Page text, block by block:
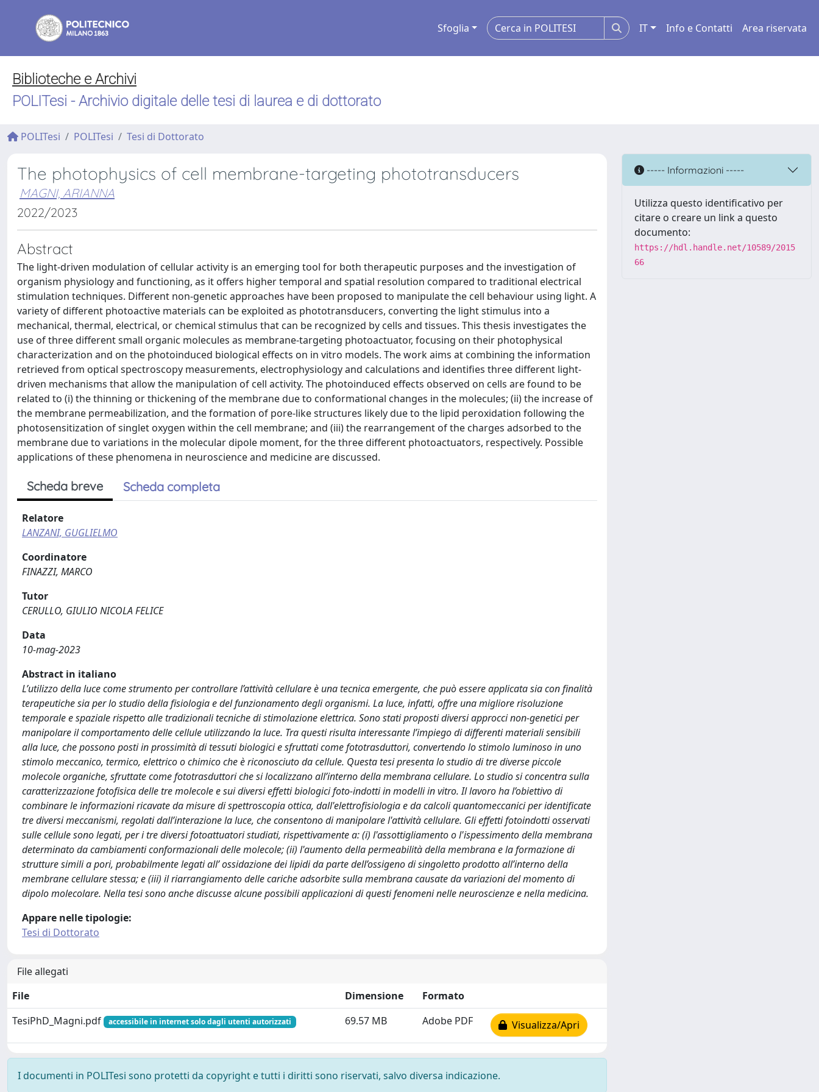
Sfoglia IT Info e Contatti Area riservata
Biblioteche e Archivi
POLITesi - Archivio digitale delle tesi di laurea e di dottorato
POLITesi POLITesi Tesi di Dottorato
The photophysics of cell membrane-targeting phototransducers
MAGNI, ARIANNA
2022/2023
Abstract
The light-driven modulation of cellular activity is an emerging tool for both therapeutic purposes and the investigation of
organism physiology and functioning, as it offers higher temporal and spatial resolution compared to traditional electrical
stimulation techniques. Different non-genetic approaches have been proposed to manipulate the cell behaviour using light. A
variety of different photoactive materials can be exploited as phototransducers, converting the light stimulus into a
mechanical, thermal, electrical, or chemical stimulus that can be recognized by cells and tissues. This thesis investigates the
use of three different small organic molecules as membrane-targeting photoactuator, focusing on their photophysical
characterization and on the photoinduced biological effects on in vitro models. The work aims at combining the information
retrieved from optical spectroscopy measurements, electrophysiology and calculations and identifies three different light-
driven mechanisms that allow the manipulation of cell activity. The photoinduced effects observed on cells are found to be
related to (i) the thinning or thickening of the membrane due to conformational changes in the molecules; (ii) the increase of
the membrane permeabilization, and the formation of pore-like structures likely due to the lipid peroxidation following the
photosensitization of singlet oxygen within the cell membrane; and (iii) the rearrangement of the charges adsorbed to the
membrane due to variations in the molecular dipole moment, for the three different photoactuators, respectively. Possible
applications of these phenomena in neuroscience and medicine are discussed.
Scheda breve Scheda completa
Relatore
LANZANI, GUGLIELMO
Coordinatore
FINAZZI, MARCO
Tutor
CERULLO, GIULIO NICOLA FELICE
Data
10-mag-2023
Abstract in italiano
L’utilizzo della luce come strumento per controllare l’attività cellulare è una tecnica emergente, che può essere applicata sia con finalità
terapeutiche sia per lo studio della fisiologia e del funzionamento degli organismi. La luce, infatti, offre una migliore risoluzione
temporale e spaziale rispetto alle tradizionali tecniche di stimolazione elettrica. Sono stati proposti diversi approcci non-genetici per
manipolare il comportamento delle cellule utilizzando la luce. Tra questi risulta interessante l’impiego di differenti materiali sensibili
alla luce, che possono posti in prossimità di tessuti biologici e sfruttati come fototrasduttori, convertendo lo stimolo luminoso in uno
stimolo meccanico, termico, elettrico o chimico che è riconosciuto da cellule. Questa tesi presenta lo studio di tre diverse piccole
molecole organiche, sfruttate come fototrasduttori che si localizzano all’interno della membrana cellulare. Lo studio si concentra sulla
caratterizzazione fotofisica delle tre molecole e sui diversi effetti biologici foto-indotti in modelli in vitro. Il lavoro ha l’obiettivo di
combinare le informazioni ricavate da misure di spettroscopia ottica, dall'elettrofisiologia e da calcoli quantomeccanici per identificate
tre diversi meccanismi, regolati dall’interazione la luce, che consentono di manipolare l'attività cellulare. Gli effetti fotoindotti osservati
sulle cellule sono legati, per i tre diversi fotoattuatori studiati, rispettivamente a: (i) l'assottigliamento o l'ispessimento della membrana
determinato da cambiamenti conformazionali delle molecole; (ii) l'aumento della permeabilità della membrana e la formazione di
strutture simili a pori, probabilmente legati all’ ossidazione dei lipidi da parte dell’ossigeno di singoletto prodotto all’interno della
membrane cellulare stessa; e (iii) il riarrangiamento delle cariche adsorbite sulla membrana causate da variazioni del momento di
dipolo molecolare. Nella tesi sono anche discusse alcune possibili applicazioni di questi fenomeni nelle neuroscienze e nella medicina.
Appare nelle tipologie:
Tesi di Dottorato
File allegati
File
Dimensione
Formato
TesiPhD_Magni.pdf
accessibile in internet solo dagli utenti autorizzati 69.57 MB Adobe PDF Visualizza/Apri
I documenti in POLITesi sono protetti da copyright e tutti i diritti sono riservati, salvo diversa indicazione.
----- Informazioni -----
Utilizza questo identificativo per
citare o creare un link a questo
documento:
https://hdl.handle.net/10589/2015
66